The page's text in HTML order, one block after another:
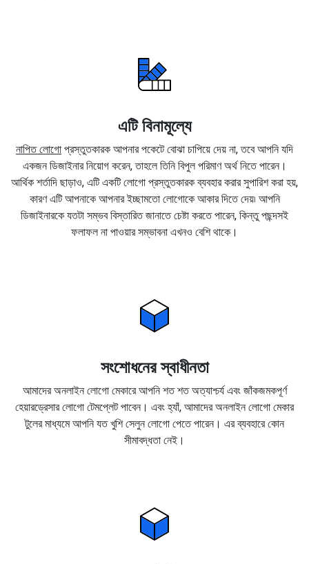
এটি বিনামূল্যে
নাপিত লোগো প্রস্তুতকারক আপনার পকেটে বোঝা চাপিয়ে দেয় না, তবে আপনি যদি
একজন ডিজাইনার নিয়োগ করেন, তাহলে তিনি বিপুল পরিমাণ অর্থ নিতে পারেন।
আর্থিক শর্তাদি ছাড়াও, এটি একটি লোগো প্রস্তুতকারক ব্যবহার করার সুপারিশ করা হয়,
কারণ এটি আপনাকে আপনার ইচ্ছামতো লোগোকে আকার দিতে দেয়৷ আপনি
ডিজাইনারকে যতটা সম্ভব বিস্তারিত জানাতে চেষ্টা করতে পারেন, কিন্তু পছন্দসই
ফলাফল না পাওয়ার সম্ভাবনা এখনও বেশি থাকে।
সংশোধনের স্বাধীনতা
আমাদের অনলাইন লোগো মেকারে আপনি শত শত অত্যাশ্চর্য এবং জাঁকজমকপূর্ণ
হেয়ারড্রেসার লোগো টেমপ্লেট পাবেন। এবং হ্যাঁ, আমাদের অনলাইন লোগো মেকার
টুলের মাধ্যমে আপনি যত খুশি সেলুন লোগো পেতে পারেন। এর ব্যবহারে কোন
সীমাবদ্ধতা নেই।